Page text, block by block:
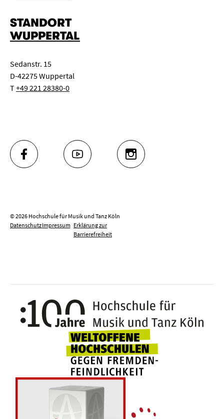
STANDORT
WUPPERTAL
Sedanstr. 15
D-42275 Wuppertal
T+49 221 28380-0
FACEBOOK YOUTUBE INSTAGRAM
© 2026 Hochschule für Musik und Tanz Köln
DatenschutzImpressum Erklärung zur
Barrierefreiheit